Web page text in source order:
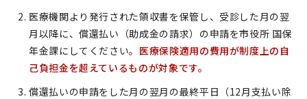
医療機関より発行された領収書を保管し、受診した月の翌
月以降に、償還払い（助成金の請求）の申請を市役所 国保
年金課にしてください。 医療保険適用の費用が制度上の自
己負担金を超えているものが対象です。
償還払いの申請をした月の翌月の最終平日（12月支払い除